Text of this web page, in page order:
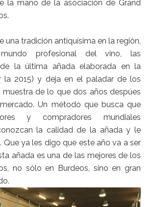
la mano de la asociación de Grand
una tradición antiquísima en la región,
profesional del vino, las
de la última añada elaborada en la
la 2015) y deja en el paladar de los
muestra de lo que dos años despúes
Un método que busca que
y compradores mundiales
la calidad de la añada y le
Que ya les digo que este año va a ser
añada es una de las mejores de los
no sólo en Burdeos, sino en gran